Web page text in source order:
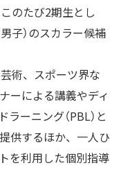
のたび2期生とし
子）のスカラー候補
術、スポーツ界な
ーによる講義やディ
ーニング（PBL）と
供するほか、一人ひ
を利用した個別指導